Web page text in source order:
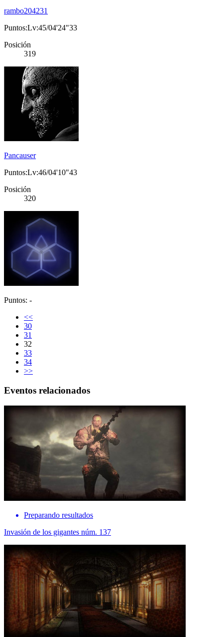
rambo204231
Puntos:Lv:45/04'24"33
Posición
319
Pancauser
Puntos:Lv:46/04'10"43
Posición
320
Puntos: -
<<
30
31
32
33
34
>>
Eventos relacionados
Preparando resultados
Invasión de los gigantes núm. 137